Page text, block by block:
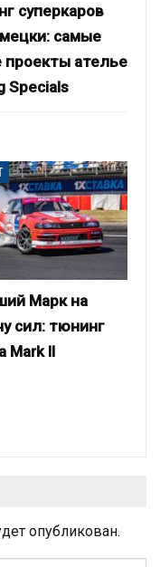
суперкаров
самые
проекты ателье
Specials
Марк на
сил: тюнинг
Mark II
опубликован.